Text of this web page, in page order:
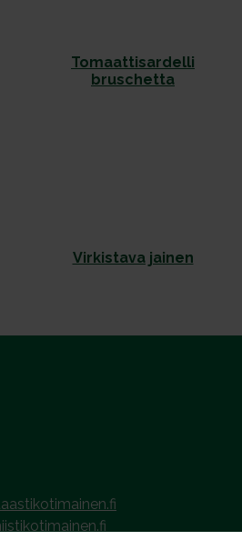
Tomaattisardelli
bruschetta
Virkistava jainen